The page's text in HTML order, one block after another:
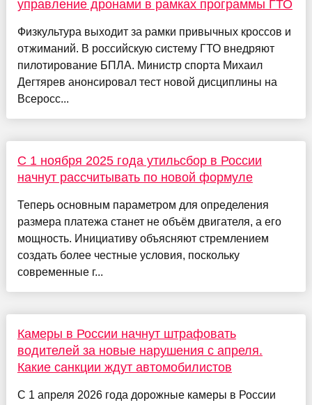
управление дронами в рамках программы ГТО
Физкультура выходит за рамки привычных кроссов и
отжиманий. В российскую систему ГТО внедряют
пилотирование БПЛА. Министр спорта Михаил
Дегтярев анонсировал тест новой дисциплины на
Всеросс...
С 1 ноября 2025 года утильсбор в России
начнут рассчитывать по новой формуле
Теперь основным параметром для определения
размера платежа станет не объём двигателя, а его
мощность. Инициативу объясняют стремлением
создать более честные условия, поскольку
современные г...
Камеры в России начнут штрафовать
водителей за новые нарушения с апреля.
Какие санкции ждут автомобилистов
С 1 апреля 2026 года дорожные камеры в России